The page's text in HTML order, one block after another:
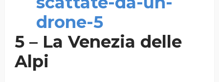
5 – La Venezia delle
Alpi